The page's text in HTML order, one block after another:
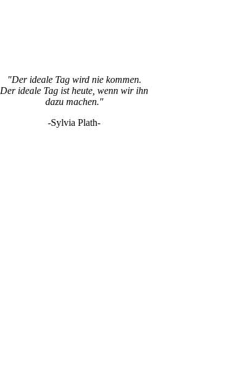
"Der ideale Tag wird nie kommen.
Der ideale Tag ist heute, wenn wir ihn
dazu machen."
-Sylvia Plath-